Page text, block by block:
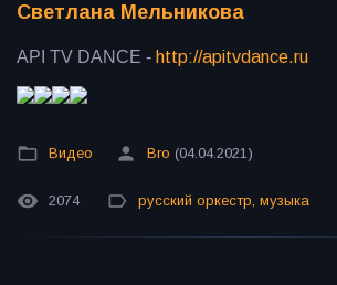
Светлана Мельникова
API TV DANCE - http://apitvdance.ru
Видео Bro (04.04.2021)
2074 русский оркестр, музыка